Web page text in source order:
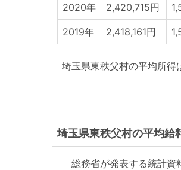
2020年 2,420,715円
2019年 2,418,161円
埼玉県東秩父村の平均所得
埼玉県東秩父村の平均給
総務省が発表する統計資